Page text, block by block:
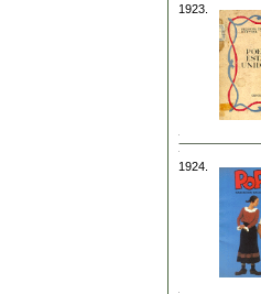
1923.
1924.